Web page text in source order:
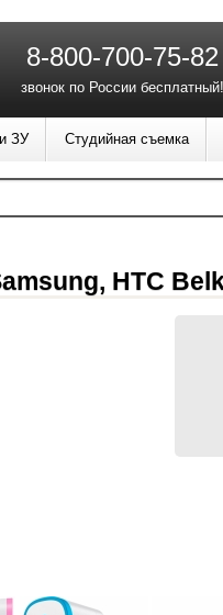
HTC
8-800-700-75-82
звонок по России бесплатный!
ЗУ Студийная съемка